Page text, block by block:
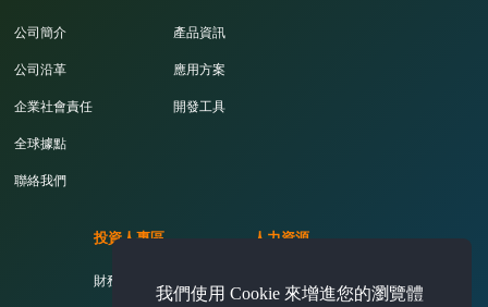
公司簡介
公司沿革
企業社會責任
全球據點
聯絡我們
產品資訊
應用方案
開發工具
投資人專區
財務資訊
人力資源
活力矽統
我們使用 Cookie 來增進您的瀏覽體